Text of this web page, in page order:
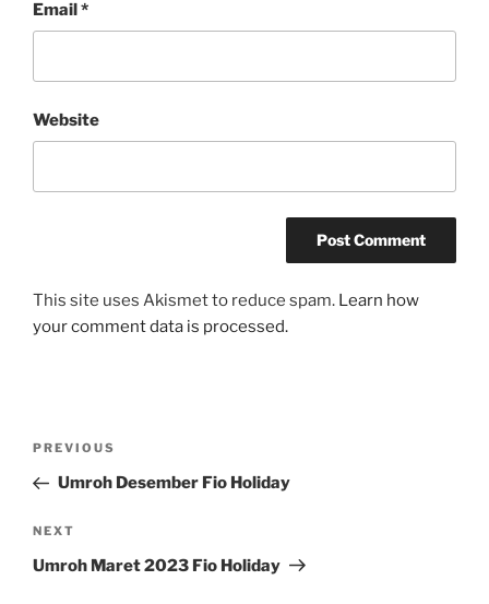
Email*
Website
This site uses Akismet to reduce spam. Learn how
your comment data is processed.
Previous
Post
PREVIOUS
Umroh Desember Fio Holiday
Next
Post
NEXT
Umroh Maret 2023 Fio Holiday